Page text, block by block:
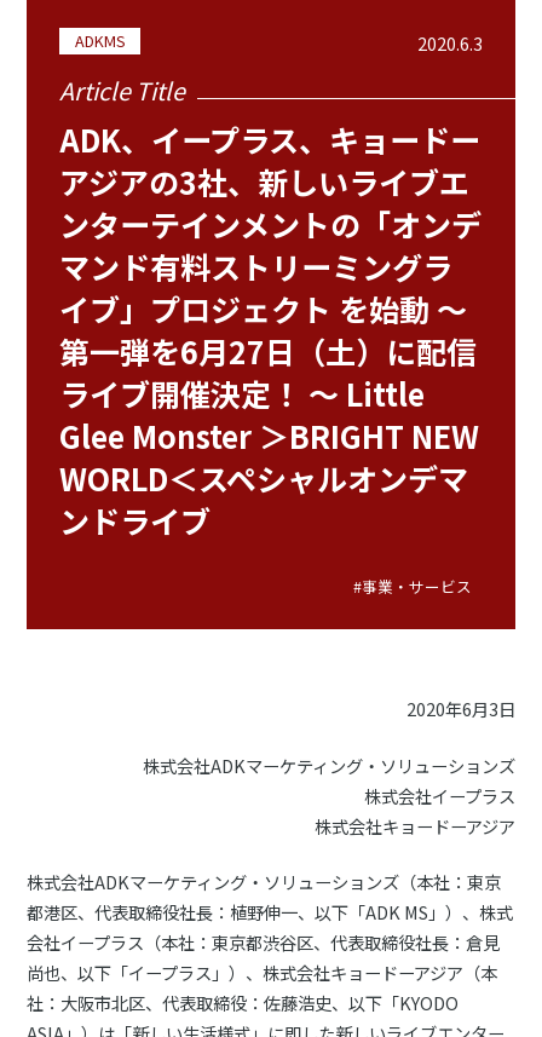
ADKMS 2020.6.3
Article Title
ADK、イープラス、キョードー
アジアの3社、新しいライブエ
ンターテインメントの「オンデ
マンド有料ストリーミングラ
イブ」プロジェクト を始動 ～
第一弾を6月27日（土）に配信
ライブ開催決定！ ～ Little
Glee Monster ＞BRIGHT NEW
WORLD＜スペシャルオンデマ
ンドライブ
#事業・サービス
2020年6月3日
株式会社ADKマーケティング・ソリューションズ
株式会社イープラス
株式会社キョードーアジア
株式会社ADKマーケティング・ソリューションズ（本社：東京
都港区、代表取締役社長：植野伸一、以下「ADK MS」）、株式
会社イープラス（本社：東京都渋谷区、代表取締役社長：倉見
尚也、以下「イープラス」）、株式会社キョードーアジア（本
社：大阪市北区、代表取締役：佐藤浩史、以下「KYODO